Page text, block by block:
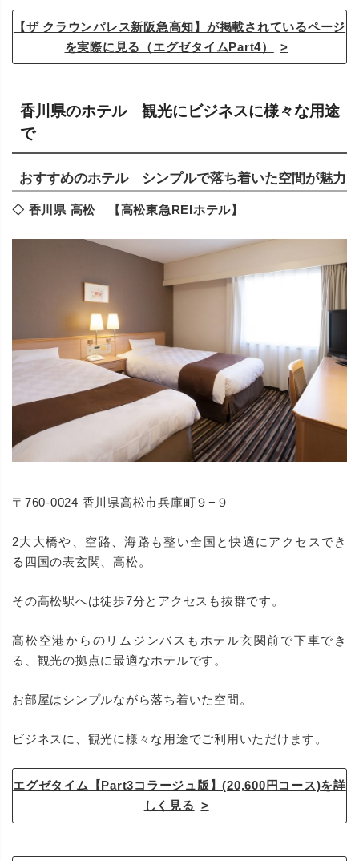
【ザ クラウンパレス新阪急高知】が掲載されているページ
を実際に見る（エグゼタイムPart4）
香川県のホテル 観光にビジネスに様々な用途
で
おすすめのホテル シンプルで落ち着いた空間が魅力
◇ 香川県 高松 【高松東急REIホテル】
〒760-0024 香川県高松市兵庫町９−９
2大大橋や、空路、海路も整い全国と快適にアクセスでき
る四国の表玄関、高松。
その高松駅へは徒歩7分とアクセスも抜群です。
高松空港からのリムジンバスもホテル玄関前で下車でき
る、観光の拠点に最適なホテルです。
お部屋はシンプルながら落ち着いた空間。
ビジネスに、観光に様々な用途でご利用いただけます。
エグゼタイム【Part3コラージュ版】(20,600円コース)を詳
しく見る